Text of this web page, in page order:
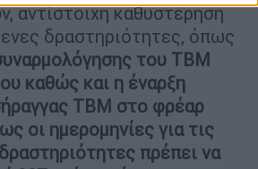
αντίστοιχη καθυστέρηση
δραστηριότητες, όπως
του ΤΒΜ
καθώς και η έναρξη
ΤΒΜ στο φρέαρ
οι ημερομηνίες για τις
πρέπει να